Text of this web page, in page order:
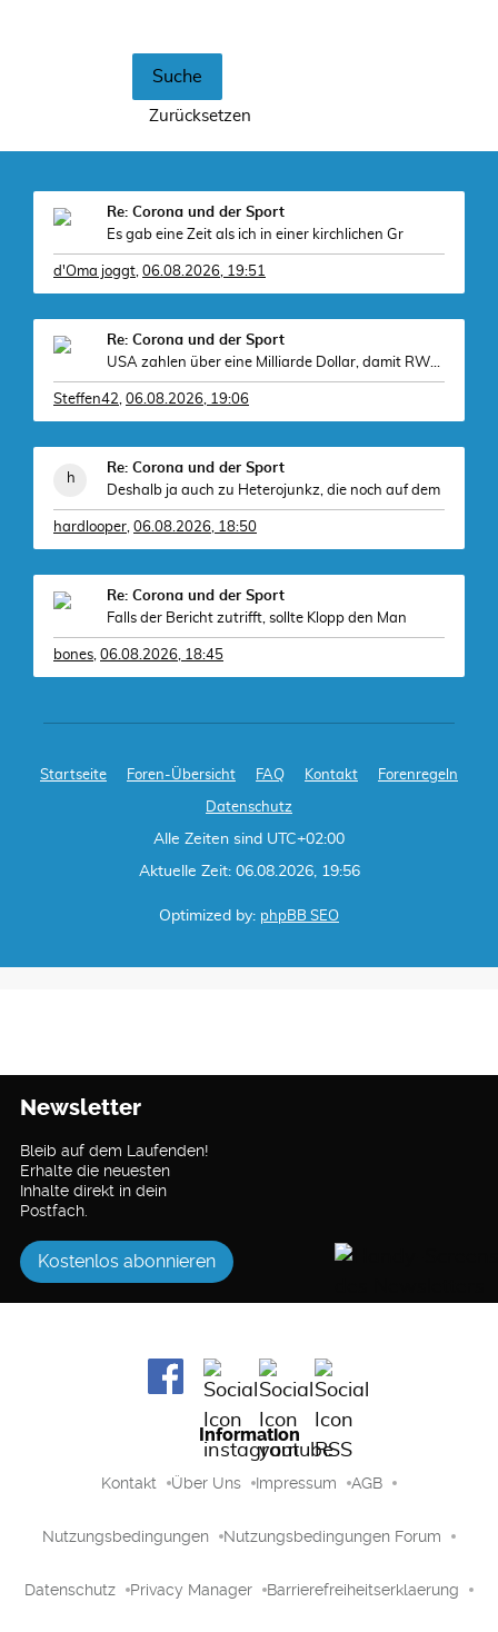
Re: Corona und der Sport
Es gab eine Zeit als ich in einer kirchlichen Gr
d'Oma joggt, 06.08.2026, 19:51
Re: Corona und der Sport
USA zahlen über eine Milliarde Dollar, damit RWE k
Steffen42, 06.08.2026, 19:06
Re: Corona und der Sport
Deshalb ja auch zu Heterojunkz, die noch auf dem
hardlooper, 06.08.2026, 18:50
Re: Corona und der Sport
Falls der Bericht zutrifft, sollte Klopp den Man
bones, 06.08.2026, 18:45
Startseite Foren-Übersicht FAQ Kontakt Forenregeln
Datenschutz
Alle Zeiten sind UTC+02:00
Aktuelle Zeit: 06.08.2026, 19:56
Optimized by: phpBB SEO
Newsletter
Bleib auf dem Laufenden!
Erhalte die neuesten
Inhalte direkt in dein
Postfach.
Kostenlos abonnieren
Information
Kontakt Über Uns Impressum AGB
Nutzungsbedingungen Nutzungsbedingungen Forum
Datenschutz Privacy Manager Barrierefreiheitserklaerung